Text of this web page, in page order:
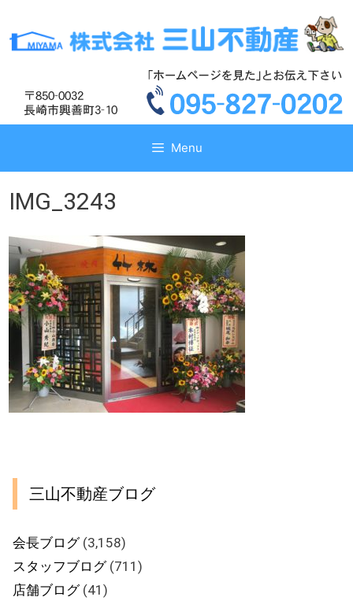
テ
ス
テ
ス
Menu
IMG_3243
三山不動産ブログ
会長ブログ(3,158)
スタッフブログ(711)
店舗ブログ(41)